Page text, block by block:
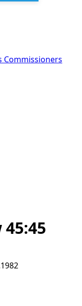
Commissioners